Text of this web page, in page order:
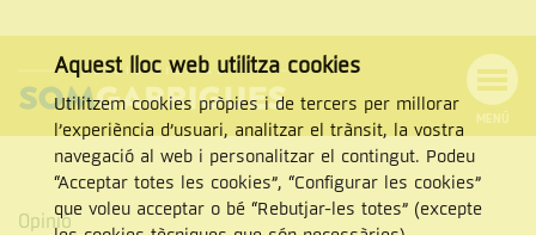
NAVEGACIÓ
MENÚ
Cercar
Opinió
Aquest lloc web utilitza cookies
Utilitzem cookies pròpies i de tercers per millorar
l’experiència d’usuari, analitzar el trànsit, la vostra
navegació al web i personalitzar el contingut. Podeu
“Acceptar totes les cookies”, “Configurar les cookies”
que voleu acceptar o bé “Rebutjar-les totes” (excepte